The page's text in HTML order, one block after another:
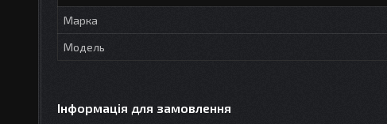
Марка
Мoдель
Інформація для замовлення